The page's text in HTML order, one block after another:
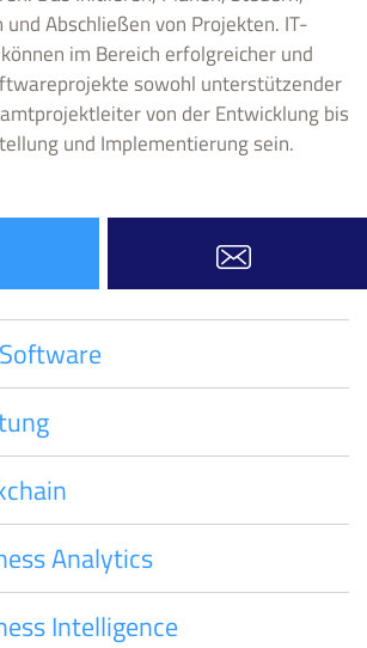
Abschließen von Projekten. IT-
im Bereich erfolgreicher und
sowohl unterstützender
von der Entwicklung bis
und Implementierung sein.
Analytics
Intelligence